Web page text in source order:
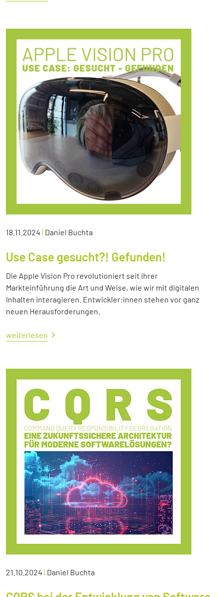
18.11.2024 | Daniel Buchta
Use Case gesucht?! Gefunden!
Die Apple Vision Pro revolutioniert seit ihrer
Markteinführung die Art und Weise, wie wir mit digitalen
Inhalten interagieren. Entwickler:innen stehen vor ganz
neuen Herausforderungen.
weiterlesen
21.10.2024 | Daniel Buchta